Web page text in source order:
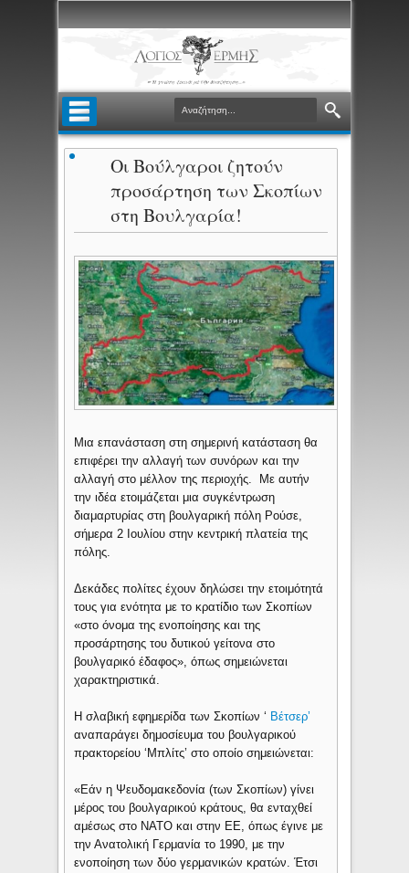
Οι Βούλγαροι ζητούν
προσάρτηση των Σκοπίων
στη Βουλγαρία!
Μια επανάσταση στη σημερινή κατάσταση θα
επιφέρει την αλλαγή των συνόρων και την
αλλαγή στο μέλλον της περιοχής. Με αυτήν
την ιδέα ετοιμάζεται μια συγκέντρωση
διαμαρτυρίας στη βουλγαρική πόλη Ρούσε,
σήμερα 2 Ιουλίου στην κεντρική πλατεία της
πόλης.
Δεκάδες πολίτες έχουν δηλώσει την ετοιμότητά
τους για ενότητα με το κρατίδιο των Σκοπίων
«στο όνομα της ενοποίησης και της
προσάρτησης του δυτικού γείτονα στο
βουλγαρικό έδαφος», όπως σημειώνεται
χαρακτηριστικά.
Η σλαβική εφημερίδα των Σκοπίων ‘ Βέτσερ’
αναπαράγει δημοσίευμα του βουλγαρικού
πρακτορείου ‘Μπλίτς’ στο οποίο σημειώνεται:
«Εάν η Ψευδομακεδονία (των Σκοπίων) γίνει
μέρος του βουλγαρικού κράτους, θα ενταχθεί
αμέσως στο ΝΑΤΟ και στην ΕΕ, όπως έγινε με
την Ανατολική Γερμανία το 1990, με την
ενοποίηση των δύο γερμανικών κρατών. Έτσι